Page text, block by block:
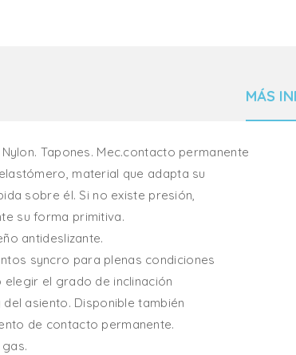
MÁS
Tapones. Mec.contacto permanente
material que adapta su
sobre él. Si no existe presión,
su forma primitiva.
antideslizante.
syncro para plenas condiciones
el grado de inclinación
asiento. Disponible también
de contacto permanente.